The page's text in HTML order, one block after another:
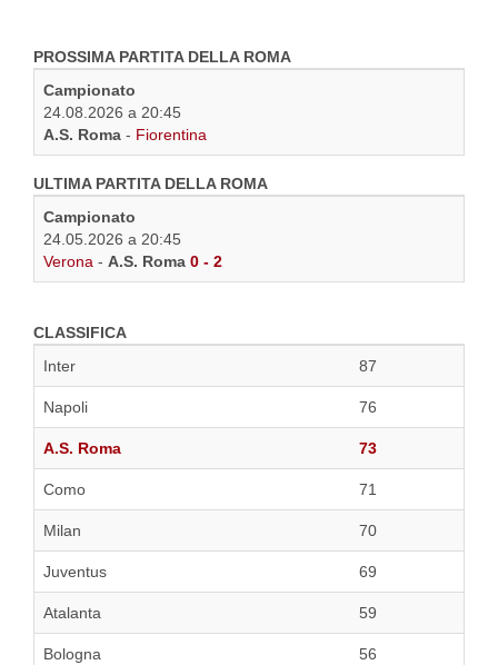
PROSSIMA PARTITA DELLA ROMA
Campionato
24.08.2026 a 20:45
A.S. Roma - Fiorentina
ULTIMA PARTITA DELLA ROMA
Campionato
24.05.2026 a 20:45
Verona - A.S. Roma 0 - 2
CLASSIFICA
Inter
87
Napoli 76
A.S. Roma 73
Como 71
Milan 70
Juventus 69
Atalanta 59
Bologna 56